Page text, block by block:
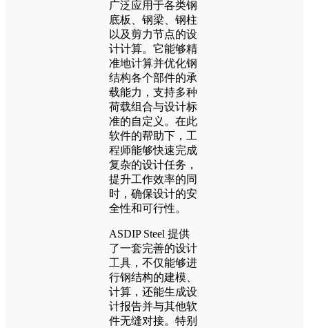
广泛应用于各类钢
底板、钢梁、钢柱
以及剪力节点的设
计计算。它能够精
准地计算并优化钢
结构各个部件的承
载能力，支持多种
荷载组合与设计标
准的自定义。在此
软件的帮助下，工
程师能够快速完成
复杂的设计任务，
提升工作效率的同
时，确保设计的安
全性和可行性。
ASDIP Steel 提供
了一套完善的设计
工具，不仅能够进
行钢结构的建模、
计算，还能生成设
计报告并与其他软
件无缝对接。特别